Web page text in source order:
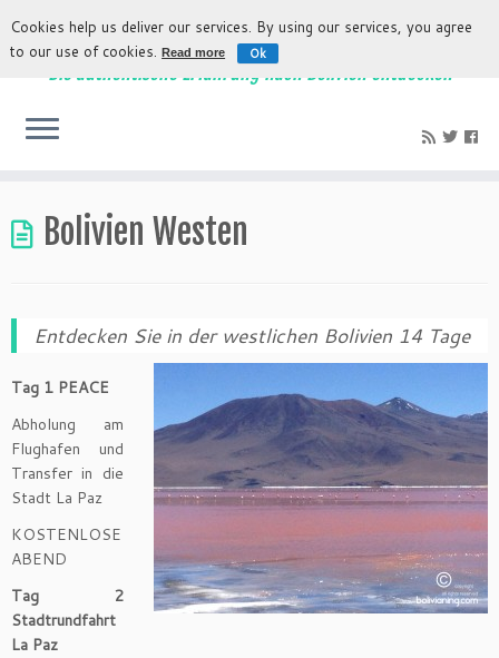
Die authentische Erfahrung nach Bolivien entdecken
Bolivien Westen
Entdecken Sie in der westlichen Bolivien 14 Tage
Tag 1 PEACE
Abholung am
Flughafen und
Transfer in die
Stadt La Paz
KOSTENLOSE
ABEND
Tag 2
Stadtrundfahrt
La Paz
Cookies help us deliver our services. By using our services, you agree
to our use of cookies.Read more Ok